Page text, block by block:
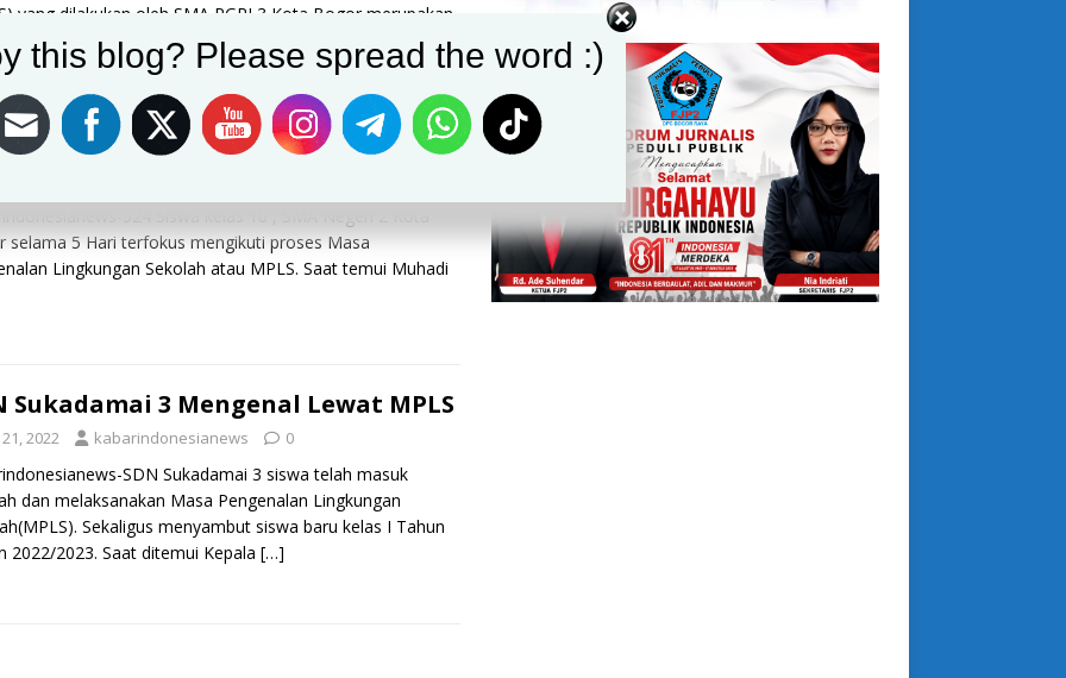
yang dilakukan oleh SMA PGRI 3 Kota Bogor merupakan
pembentuk kan karakter siswa menjadi generasi unggul.
selaku Ketua[…]
Siswa SMAN 2 Kota Bogor Ikuti MPLS
selama 5 Hari terfokus mengikuti proses Masa
Lingkungan Sekolah atau MPLS. Saat temui Muhadi
Sukadamai 3 Mengenal Lewat MPLS
21, 2022 kabarindonesianews 0
SDN Sukadamai 3 siswa telah masuk
dan melaksanakan Masa Pengenalan Lingkungan
Sekaligus menyambut siswa baru kelas I Tahun
2022/2023. Saat ditemui Kepala […]
this blog? Please spread the word :)